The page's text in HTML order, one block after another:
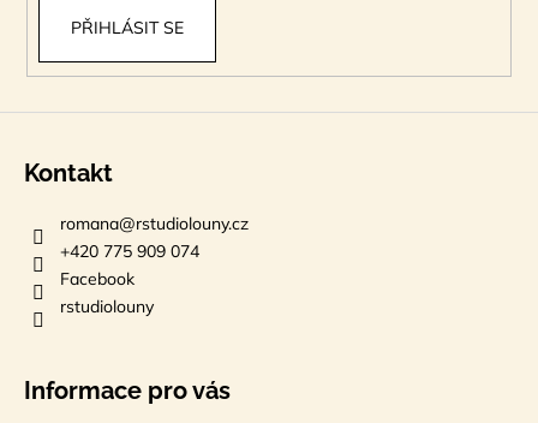
PŘIHLÁSIT SE
Kontakt
romana@rstudiolouny.cz
+420 775 909 074
Facebook
rstudiolouny
Informace pro vás